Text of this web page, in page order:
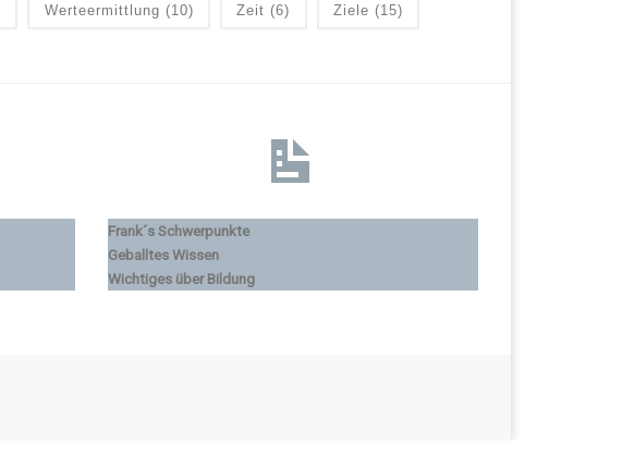
Werteermittlung (10) Zeit (6) Ziele (15)
Frank´s Schwerpunkte
Geballtes Wissen
Wichtiges über Bildung